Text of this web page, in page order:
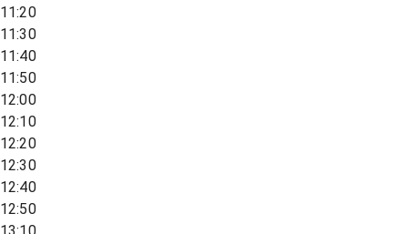
11:20
11:30
11:40
11:50
12:00
12:10
12:20
12:30
12:40
12:50
13:10